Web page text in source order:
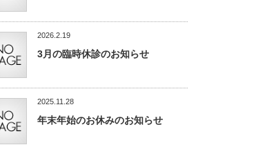
2026.2.19
3月の臨時休診のお知らせ
2025.11.28
年末年始のお休みのお知らせ